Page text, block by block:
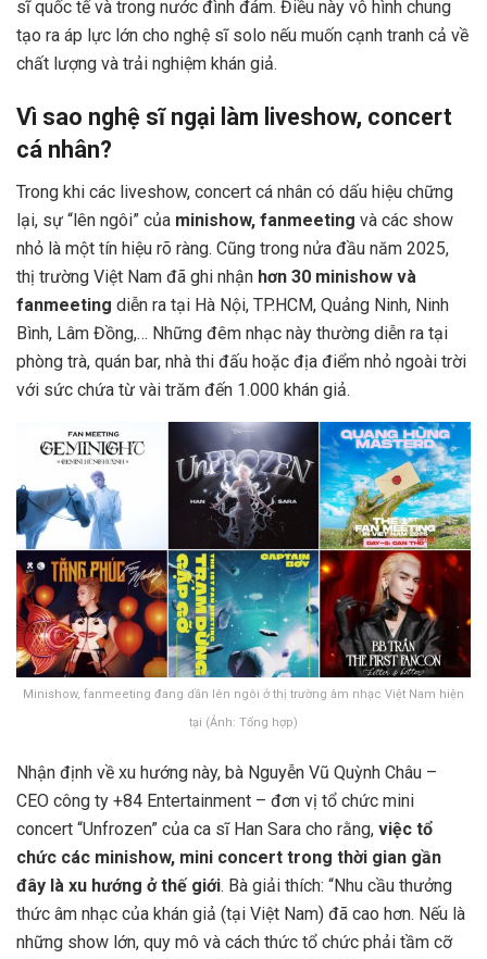
sĩ quốc tế và trong nước đình đám. Điều này vô hình chung
tạo ra áp lực lớn cho nghệ sĩ solo nếu muốn cạnh tranh cả về
chất lượng và trải nghiệm khán giả.
Vì sao nghệ sĩ ngại làm liveshow, concert
cá nhân?
Trong khi các liveshow, concert cá nhân có dấu hiệu chững
lại, sự “lên ngôi” của minishow, fanmeeting và các show
nhỏ là một tín hiệu rõ ràng. Cũng trong nửa đầu năm 2025,
thị trường Việt Nam đã ghi nhận hơn 30 minishow và
fanmeeting diễn ra tại Hà Nội, TP.HCM, Quảng Ninh, Ninh
Bình, Lâm Đồng,… Những đêm nhạc này thường diễn ra tại
phòng trà, quán bar, nhà thi đấu hoặc địa điểm nhỏ ngoài trời
với sức chứa từ vài trăm đến 1.000 khán giả.
Minishow, fanmeeting đang dần lên ngôi ở thị trường âm nhạc Việt Nam hiện
tại (Ảnh: Tổng hợp)
Nhận định về xu hướng này, bà Nguyễn Vũ Quỳnh Châu –
CEO công ty +84 Entertainment – đơn vị tổ chức mini
concert “Unfrozen” của ca sĩ Han Sara cho rằng, việc tổ
chức các minishow, mini concert trong thời gian gần
đây là xu hướng ở thế giới. Bà giải thích: “Nhu cầu thưởng
thức âm nhạc của khán giả (tại Việt Nam) đã cao hơn. Nếu là
những show lớn, quy mô và cách thức tổ chức phải tầm cỡ